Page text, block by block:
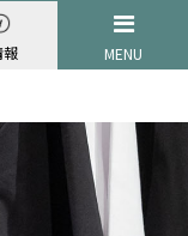
報 MENU